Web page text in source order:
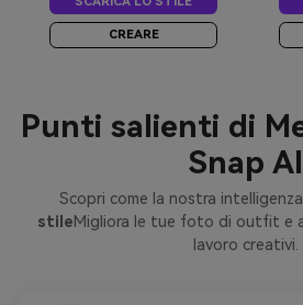
CREARE
Punti salienti di
Snap AI
Scopri come la nostra
stileMigliora le tue foto di outfit e
lavoro creativi.